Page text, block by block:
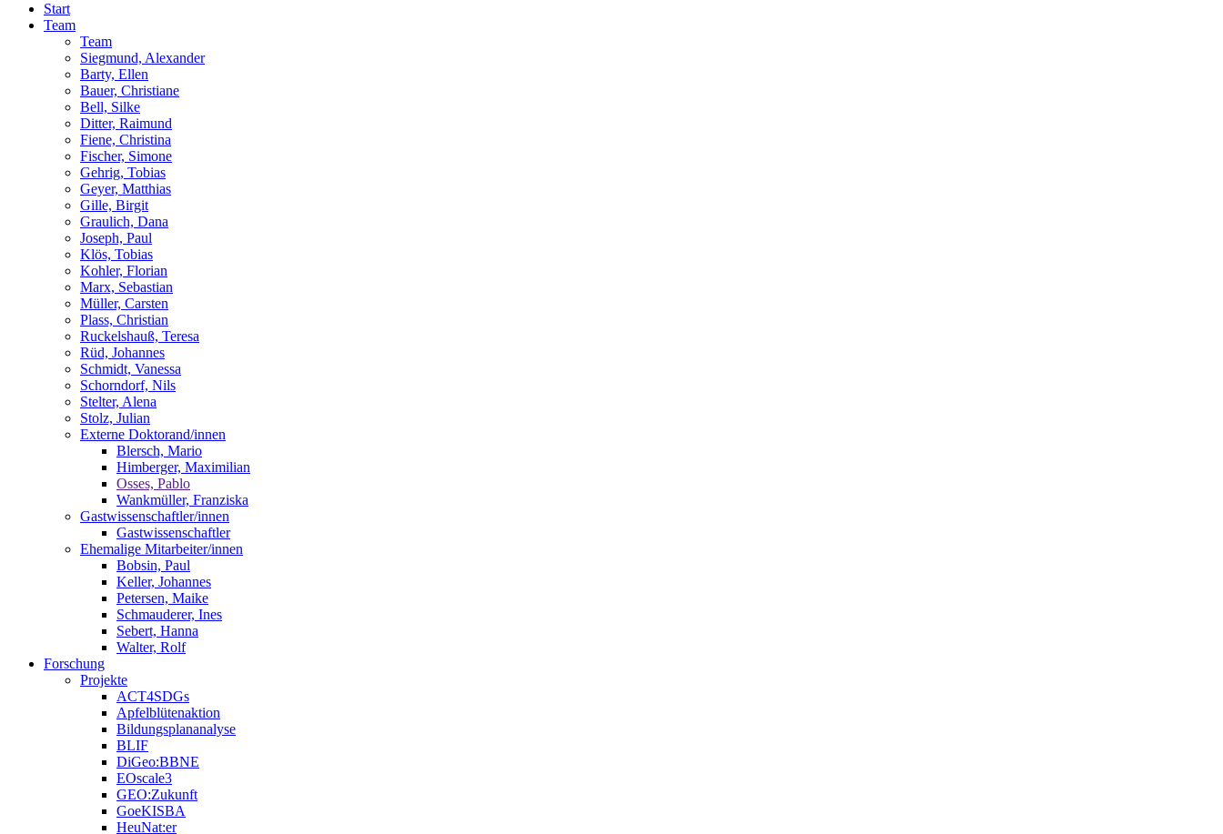
Start
Team
Team
Siegmund, Alexander
Barty, Ellen
Bauer, Christiane
Bell, Silke
Ditter, Raimund
Fiene, Christina
Fischer, Simone
Gehrig, Tobias
Geyer, Matthias
Gille, Birgit
Graulich, Dana
Joseph, Paul
Klös, Tobias
Kohler, Florian
Marx, Sebastian
Müller, Carsten
Plass, Christian
Ruckelshauß, Teresa
Rüd, Johannes
Schmidt, Vanessa
Schorndorf, Nils
Stelter, Alena
Stolz, Julian
Externe Doktorand/innen
Blersch, Mario
Himberger, Maximilian
Osses, Pablo
Wankmüller, Franziska
Gastwissenschaftler/innen
Gastwissenschaftler
Ehemalige Mitarbeiter/innen
Bobsin, Paul
Keller, Johannes
Petersen, Maike
Schmauderer, Ines
Sebert, Hanna
Walter, Rolf
Forschung
Projekte
ACT4SDGs
Apfelblütenaktion
Bildungsplananalyse
BLIF
DiGeo:BBNE
EOscale3
GEO:Zukunft
GoeKISBA
HeuNat:er